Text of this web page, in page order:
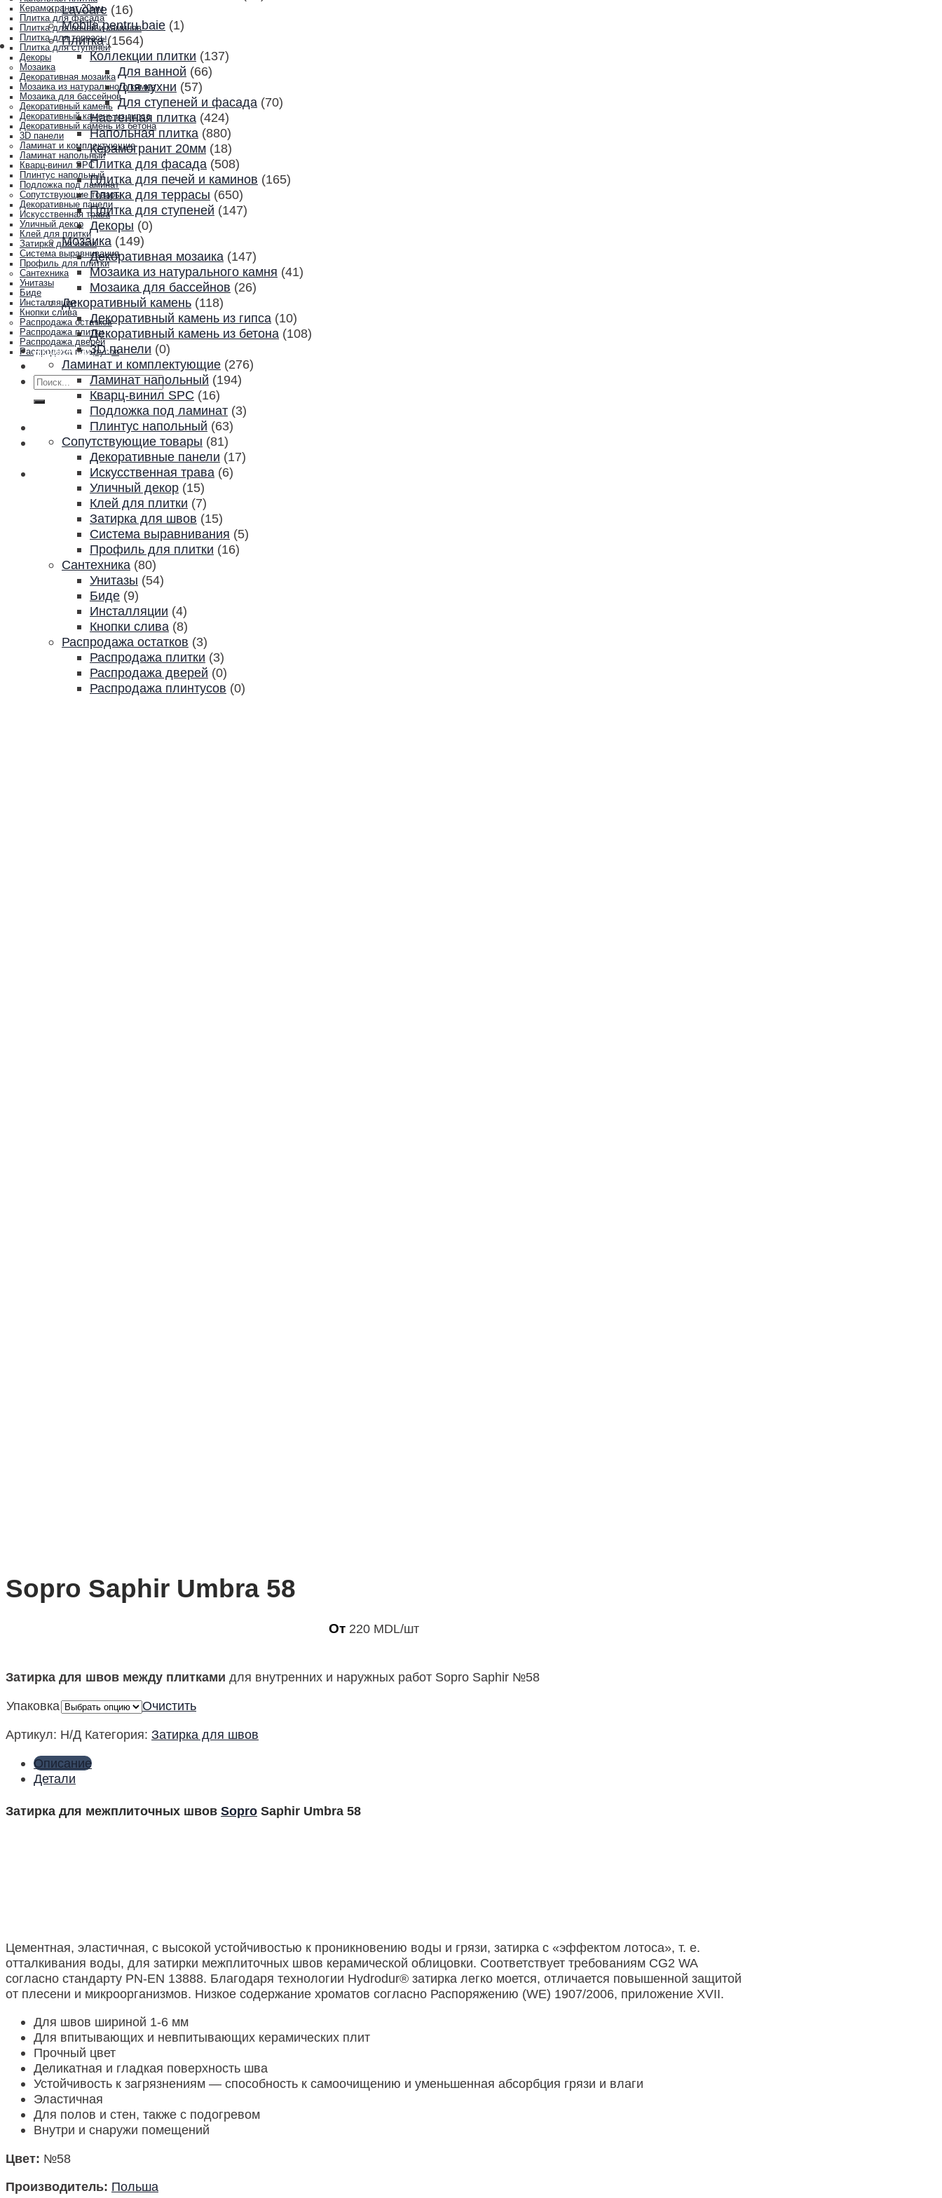
Керамогранит 20мм
Плитка для фасада
Плитка для печей и каминов
Плитка для террасы
Плитка для ступеней
Декоры
Мозаика
Декоративная мозаика
Мозаика из натурального камня
Мозаика для бассейнов
Декоративный камень
Декоративный камень из гипса
Декоративный камень из бетона
3D панели
Ламинат и комплектующие
Ламинат напольный
Кварц-винил SPC
Плинтус напольный
Подложка под ламинат
Сопутствующие товары
Декоративные панели
Искусственная трава
Уличный декор
Клей для плитки
Затирка для швов
Система выравнивания
Профиль для плитки
Сантехника
Унитазы
Биде
Инсталляции
Кнопки слива
Распродажа остатков
Распродажа плитки
Распродажа дверей
Распродажа плинтусов
Акции и скидки
Контакты
Искать:
Lavoare (16)
Mobila pentru baie (1)
Плитка (1564)
Коллекции плитки (137)
Для ванной (66)
Для кухни (57)
Для ступеней и фасада (70)
Настенная плитка (424)
Напольная плитка (880)
Керамогранит 20мм (18)
Плитка для фасада (508)
Плитка для печей и каминов (165)
Плитка для террасы (650)
Плитка для ступеней (147)
Декоры (0)
Мозаика (149)
Декоративная мозаика (147)
Мозаика из натурального камня (41)
Мозаика для бассейнов (26)
Декоративный камень (118)
Декоративный камень из гипса (10)
Декоративный камень из бетона (108)
3D панели (0)
Ламинат и комплектующие (276)
Ламинат напольный (194)
Кварц-винил SPC (16)
Подложка под ламинат (3)
Плинтус напольный (63)
Сопутствующие товары (81)
Декоративные панели (17)
Искусственная трава (6)
Уличный декор (15)
Клей для плитки (7)
Затирка для швов (15)
Система выравнивания (5)
Профиль для плитки (16)
Сантехника (80)
Унитазы (54)
Биде (9)
Инсталляции (4)
Кнопки слива (8)
Распродажа остатков (3)
Распродажа плитки (3)
Распродажа дверей (0)
Распродажа плинтусов (0)
Sopro Saphir Umbra 58
От 220 MDL/шт
Затирка для швов между плитками для внутренних и наружных работ Sopro Saphir №58
Упаковка
Очистить
Артикул: Н/Д Категория: Затирка для швов
Описание
Детали
Затирка для межплиточных швов Sopro Saphir Umbra 58
Цементная, эластичная, с высокой устойчивостью к проникновению воды и грязи, затирка с «эффектом лотоса», т. е.
отталкивания воды, для затирки межплиточных швов керамической облицовки. Соответствует требованиям CG2 WA
согласно стандарту PN-EN 13888. Благодаря технологии Hydrodur® затирка легко моется, отличается повышенной защитой
от плесени и микроорганизмов. Низкое содержание хроматов согласно Распоряжению (WE) 1907/2006, приложение XVII.
Для швов шириной 1-6 мм
Для впитывающих и невпитывающих керамических плит
Прочный цвет
Деликатная и гладкая поверхность шва
Устойчивость к загрязнениям — способность к самоочищению и уменьшенная абсорбция грязи и влаги
Эластичная
Для полов и стен, также с подогревом
Внутри и снаружи помещений
Цвет: №58
Производитель: Польша